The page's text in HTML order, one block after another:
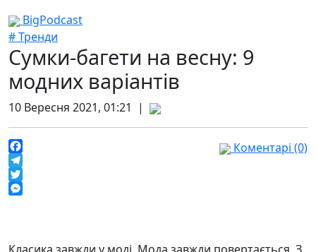
BigPodcast
# Тренди
Сумки-багети на весну: 9
модних варіантів
10 Вересня 2021, 01:21 |
Facebook
Telegram
Twitter
Коментарі (0)